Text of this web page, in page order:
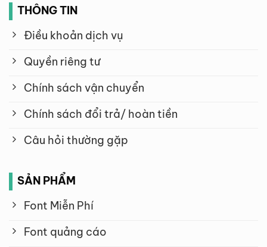
THÔNG TIN
Điều khoản dịch vụ
Quyền riêng tư
Chính sách vận chuyển
Chính sách đổi trả/ hoàn tiền
Câu hỏi thường gặp
SẢN PHẨM
Font Miễn Phí
Font quảng cáo